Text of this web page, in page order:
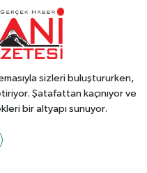
sizleri buluştururken,
Şatafattan kaçınıyor ve
bir altyapı sunuyor.